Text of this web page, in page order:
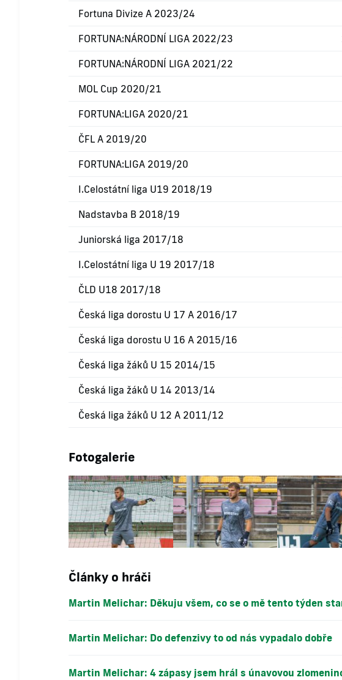
Fortuna Divize A 2023/24
FORTUNA:NÁRODNÍ LIGA 2022/23
FORTUNA:NÁRODNÍ LIGA 2021/22
MOL Cup 2020/21
FORTUNA:LIGA 2020/21
ČFL A 2019/20
FORTUNA:LIGA 2019/20
I.Celostátní liga U19 2018/19
Nadstavba B 2018/19
Juniorská liga 2017/18
I.Celostátní liga U 19 2017/18
ČLD U18 2017/18
Česká liga dorostu U 17 A 2016/17
Česká liga dorostu U 16 A 2015/16
Česká liga žáků U 15 2014/15
Česká liga žáků U 14 2013/14
Česká liga žáků U 12 A 2011/12
Fotogalerie
Články o hráči
Martin Melichar: Děkuju všem, co se o mě tento týden
Martin Melichar: Do defenzivy to od nás vypadalo dobře
Martin Melichar: 4 zápasy jsem hrál s únavovou